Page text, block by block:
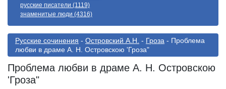
русские писатели (1119)
знаменитые люди (4316)
Русские сочинения - Островский А.Н. - Гроза - Проблема
любви в драме А. Н. Островскою 'Гроза"
Проблема любви в драме А. Н. Островскою
'Гроза"